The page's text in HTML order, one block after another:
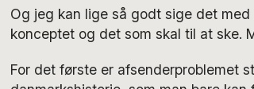
Og jeg kan lige så godt sige det
konceptet og det som skal til at ske.
For det første er afsenderproblemet